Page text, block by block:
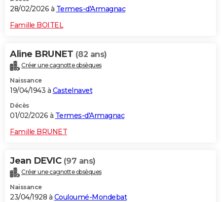
S'inscrire
Se connecter
Lycées
Collèges
Primaires
Universités
Entreprises
Service militaire
Avis de recherche
AVIS DE DÉCÈS
FORUM
28/02/2026 à Termes-d'Armagnac
Famille BOITEL
Aline BRUNET (82 ans)
Créer une cagnotte obsèques
Naissance
19/04/1943 à Castelnavet
Décès
01/02/2026 à Termes-d'Armagnac
Famille BRUNET
Jean DEVIC (97 ans)
Créer une cagnotte obsèques
Naissance
23/04/1928 à Couloumé-Mondebat